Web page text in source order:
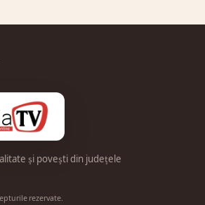
și povești din județele
rezervate.